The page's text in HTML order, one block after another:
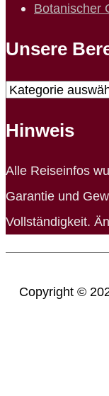
Botanischer
Unsere
Unsere
Hinweis
Alle Reiseinfos
Garantie und
Vollständigkeit.
Copyright ©